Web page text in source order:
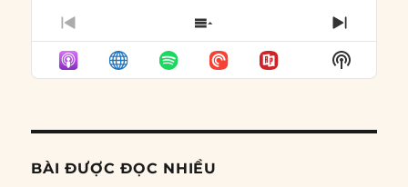
PREVIOUS
EPISODE
SHOW
EPISODES
LIST
NEXT
Show
Podcast
BÀI ĐƯỢC ĐỌC NHIỀU